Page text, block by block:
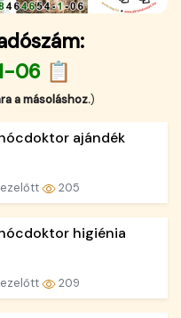
06 📋
a másoláshoz.)
ajándék
205
higiénia
209